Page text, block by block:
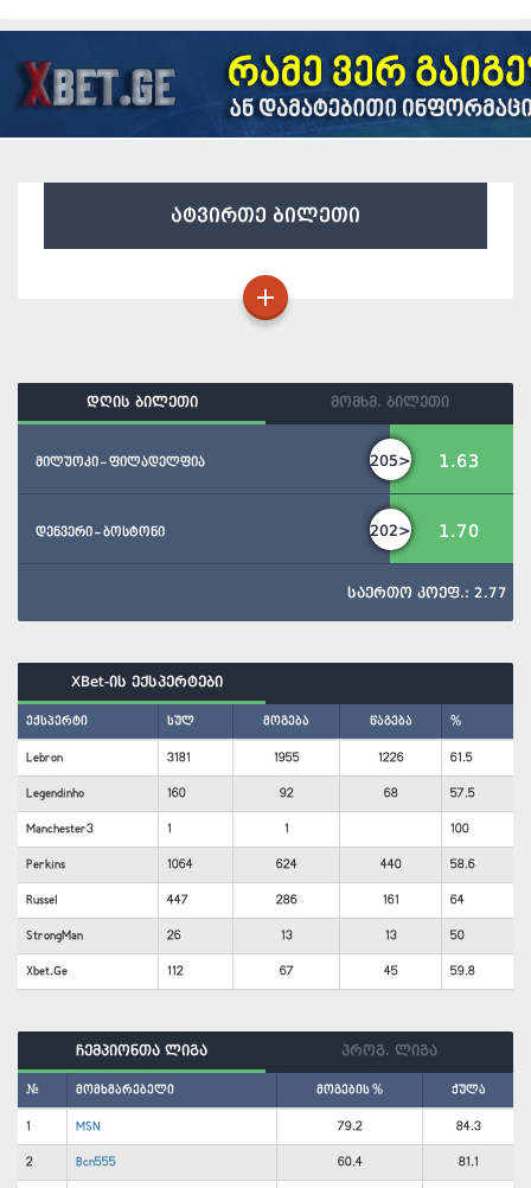
ატვირთე ბილეთი
დღის ბილეთი მომხმ. ბილეთი
მილუოკი - ფილადელფია 205> 1.63
დენვერი - ბოსტონი 202> 1.70
საერთო კოეფ.: 2.77
XBet-ის ექსპერტები
ექსპერტი სულ მოგება წაგება %
Lebron 3181 1955 1226 61.5
Legendinho 160 92 68 57.5
Manchester3 1 1 100
Perkins 1064 624 440 58.6
Russel 447 286 161 64
StrongMan 26 13 13 50
Xbet.Ge 112 67 45 59.8
ჩემპიონთა ლიგა პროგ. ლიგა
# მომხმარებელი მოგების % ქულა
1 MSN 79.2 84.3
2 Bcn555 60.4 81.1